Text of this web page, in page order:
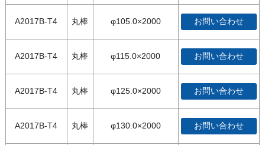
A2017B-T4 丸棒 φ105.0×2000 お問い合わせ
A2017B-T4 丸棒 φ115.0×2000 お問い合わせ
A2017B-T4 丸棒 φ125.0×2000 お問い合わせ
A2017B-T4 丸棒 φ130.0×2000 お問い合わせ